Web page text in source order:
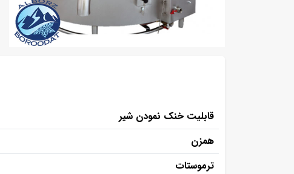
قابلیت خنک نمودن شیر
همزن
ترموستات